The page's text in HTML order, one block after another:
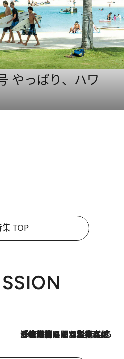
やっぱり、ハワ
TOP
2026.8.3
「住宅建てられない…」「サーチャージ料の高値が続いている」ホルムズ海峡封鎖による影響はいつまで続く？《エネルギー専門家に聞く“どうなる日本の暮らし”》